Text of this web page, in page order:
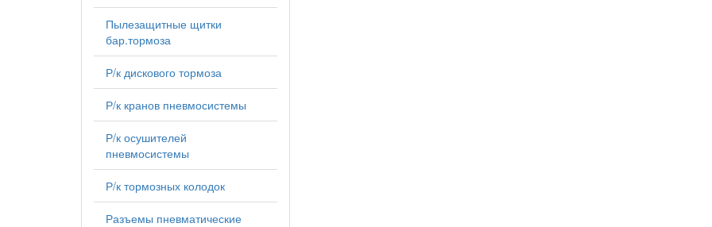
Пылезащитные щитки
бар.тормоза
Р/к дискового тормоза
Р/к кранов пневмосистемы
Р/к осушителей
пневмосистемы
Р/к тормозных колодок
Разъемы пневматические